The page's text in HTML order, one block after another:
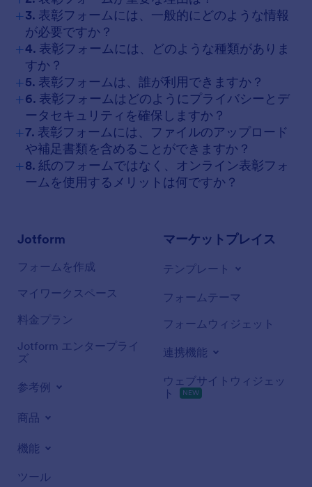
+3. 表彰フォームには、一般的にどのような情報
が必要ですか？
+4. 表彰フォームには、どのような種類がありま
すか？
+5. 表彰フォームは、誰が利用できますか？
+6. 表彰フォームはどのようにプライバシーとデ
ータセキュリティを確保しますか？
+7. 表彰フォームには、ファイルのアップロード
や補足書類を含めることができますか？
+8. 紙のフォームではなく、オンライン表彰フォ
ームを使用するメリットは何ですか？
Jotform
フォームを作成
マイワークスペース
料金プラン
Jotform エンタープライ
ズ
参考例
商品
機能
ツール
マーケットプレイス
テンプレート
フォームテーマ
フォームウィジェット
連携機能
ウェブサイトウィジェッ
ト
NEW